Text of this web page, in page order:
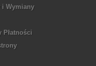
i Wymiany
Płatności